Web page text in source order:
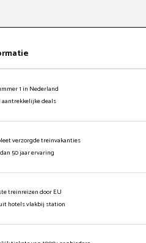
1 in Nederland
aantrekkelijke deals
verzorgde treinvakanties
dan 50 jaar ervaring
treinreizen door EU
hotels vlakbij station